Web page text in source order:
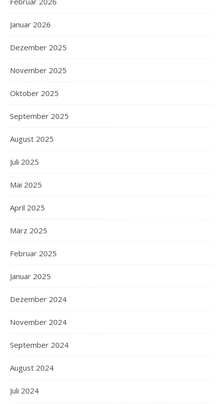
Januar 2026
Dezember 2025
November 2025
Oktober 2025
September 2025
August 2025
Juli 2025
Mai 2025
April 2025
März 2025
Februar 2025
Januar 2025
Dezember 2024
November 2024
September 2024
August 2024
Juli 2024